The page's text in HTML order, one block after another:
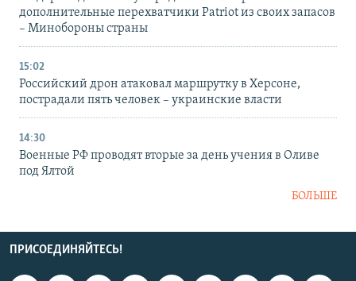
дополнительные перехватчики Patriot из своих запасов
– Минобороны страны
15:02
Российский дрон атаковал маршрутку в Херсоне,
пострадали пять человек – украинские власти
14:30
Военные РФ проводят вторые за день учения в Оливе
под Ялтой
БОЛЬШЕ
ПРИСОЕДИНЯЙТЕСЬ!